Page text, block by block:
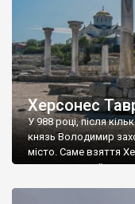
Херсонес
У 988 році, після
князь Володимир
місто. Саме взяття
диктувати свої
Херсонесі